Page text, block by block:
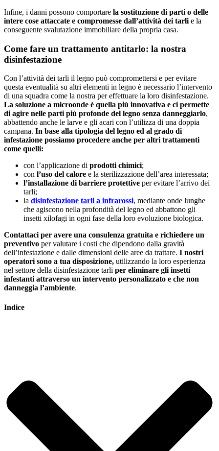
Infine, i danni possono comportare la sostituzione di parti o delle
intere cose attaccate e compromesse dall’attività dei tarli e la
conseguente svalutazione immobiliare della propria casa.
Come fare un trattamento antitarlo: la nostra
disinfestazione
Con l’attività dei tarli il legno può compromettersi e per evitare
questa eventualità su altri elementi in legno è necessario l’intervento
di una squadra come la nostra per effettuare la loro disinfestazione.
La soluzione a microonde è quella più innovativa e ci permette
di agire nelle parti più profonde del legno senza danneggiarlo,
abbattendo anche le larve e gli acari con l’utilizza di una doppia
campana. In base alla tipologia del legno ed al grado di
infestazione possiamo procedere anche per altri trattamenti
come quelli:
con l’applicazione di prodotti chimici;
con l’uso del calore e la sterilizzazione dell’area interessata;
l’installazione di barriere protettive per evitare l’arrivo dei
tarli;
la disinfestazione tarli a infrarossi, mediante onde lunghe
che agiscono nella profondità del legno ed abbattono gli
insetti xilofagi in ogni fase della loro evoluzione biologica.
Contattaci per avere una consulenza gratuita e richiedere un
preventivo per valutare i costi che dipendono dalla gravità
dell’infestazione e dalle dimensioni delle aree da trattare. I nostri
operatori sono a tua disposizione, utilizzando la loro esperienza
nel settore della disinfestazione tarli per eliminare gli insetti
infestanti attraverso un intervento personalizzato e che non
danneggia l’ambiente.
Indice